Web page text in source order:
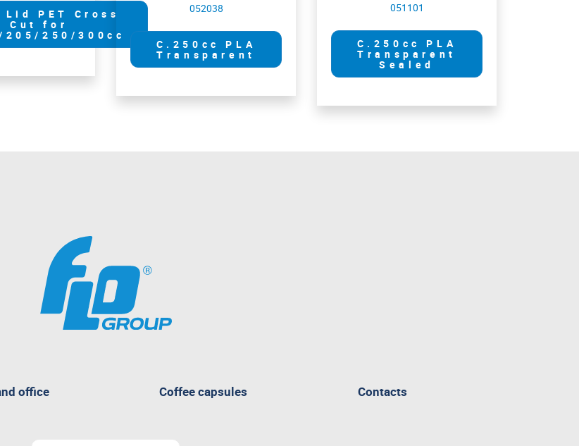
Lid PET Cross
Cut for
205/250/300cc
052038
C.250cc PLA
Transparent
051101
C.250cc PLA
Transparent
Sealed
office Coffee capsules Contacts